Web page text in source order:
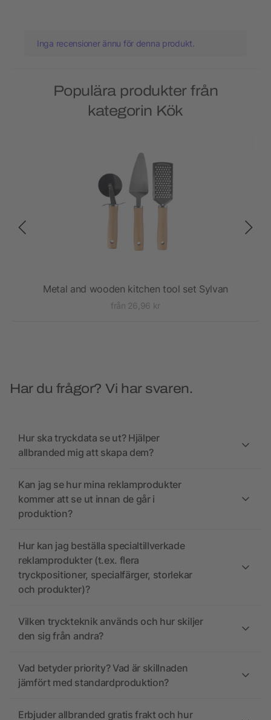
Inga recensioner ännu för denna produkt.
Populära produkter från
kategorin Kök
Metal and wooden kitchen tool set Sylvan
från 26,96 kr
Har du frågor? Vi har svaren.
Hur ska tryckdata se ut? Hjälper
allbranded mig att skapa dem?
Kan jag se hur mina reklamprodukter
kommer att se ut innan de går i
produktion?
Hur kan jag beställa specialtillverkade
reklamprodukter (t.ex. flera
tryckpositioner, specialfärger, storlekar
och produkter)?
Vilken tryckteknik används och hur skiljer
den sig från andra?
Vad betyder priority? Vad är skillnaden
jämfört med standardproduktion?
Erbjuder allbranded gratis frakt och hur